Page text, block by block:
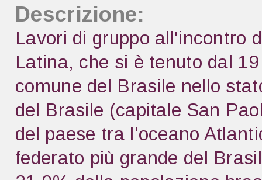
Descrizione:
Lavori di gruppo all'incontro
Latina, che si è tenuto dal
comune del Brasile nello
del Brasile (capitale San
del paese tra l'oceano
federato più grande del